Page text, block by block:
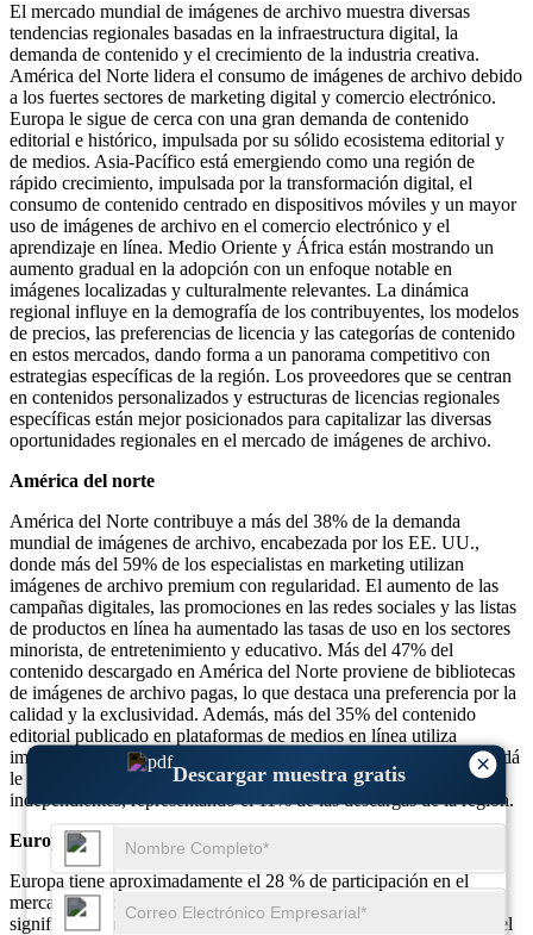
×
Descargar muestra gratis
El mercado mundial de imágenes de archivo muestra diversas
tendencias regionales basadas en la infraestructura digital, la
demanda de contenido y el crecimiento de la industria creativa.
América del Norte lidera el consumo de imágenes de archivo debido
a los fuertes sectores de marketing digital y comercio electrónico.
Europa le sigue de cerca con una gran demanda de contenido
editorial e histórico, impulsada por su sólido ecosistema editorial y
de medios. Asia-Pacífico está emergiendo como una región de
rápido crecimiento, impulsada por la transformación digital, el
consumo de contenido centrado en dispositivos móviles y un mayor
uso de imágenes de archivo en el comercio electrónico y el
aprendizaje en línea. Medio Oriente y África están mostrando un
aumento gradual en la adopción con un enfoque notable en
imágenes localizadas y culturalmente relevantes. La dinámica
regional influye en la demografía de los contribuyentes, los modelos
de precios, las preferencias de licencia y las categorías de contenido
en estos mercados, dando forma a un panorama competitivo con
estrategias específicas de la región. Los proveedores que se centran
en contenidos personalizados y estructuras de licencias regionales
específicas están mejor posicionados para capitalizar las diversas
oportunidades regionales en el mercado de imágenes de archivo.
América del norte
América del Norte contribuye a más del 38% de la demanda
mundial de imágenes de archivo, encabezada por los EE. UU.,
donde más del 59% de los especialistas en marketing utilizan
imágenes de archivo premium con regularidad. El aumento de las
campañas digitales, las promociones en las redes sociales y las listas
de productos en línea ha aumentado las tasas de uso en los sectores
minorista, de entretenimiento y educativo. Más del 47% del
contenido descargado en América del Norte proviene de bibliotecas
de imágenes de archivo pagas, lo que destaca una preferencia por la
calidad y la exclusividad. Además, más del 35% del contenido
editorial publicado en plataformas de medios en línea utiliza
imágenes de archivo, lo que genera una demanda constante. Canadá
le sigue con un uso creciente entre blogueros y creativos
independientes, representando el 11% de las descargas de la región.
Europa
Europa tiene aproximadamente el 28 % de participación en el
mercado mundial de imágenes de archivo, con una adopción
significativa en Alemania, el Reino Unido, Francia e Italia. Más del